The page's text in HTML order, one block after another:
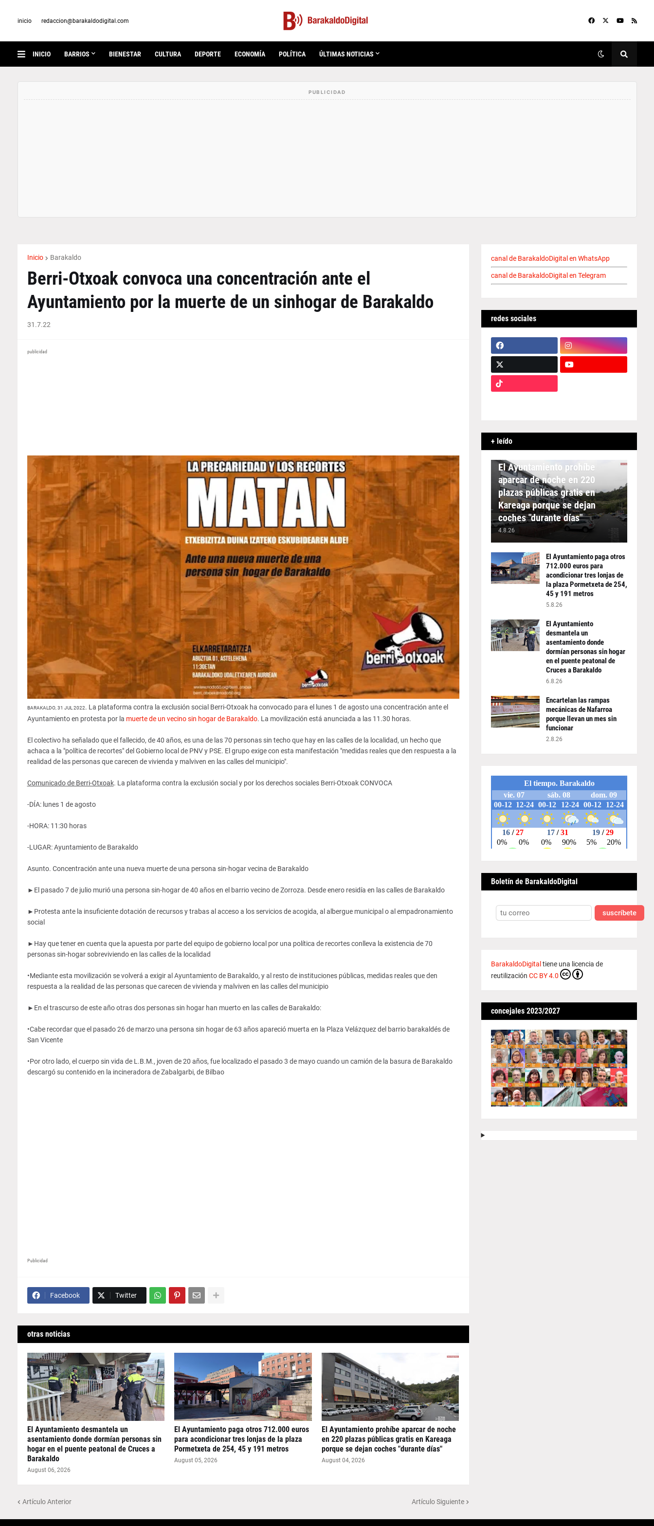
inicio redaccion@barakaldodigital.com
INICIO BARRIOS BIENESTAR CULTURA DEPORTE ECONOMÍA POLÍTICA ÚLTIMAS NOTICIAS
Inicio Barakaldo
Berri-Otxoak convoca una concentración ante el
Ayuntamiento por la muerte de un sinhogar de Barakaldo
31.7.22
publicidad
BARAKALDO, 31 JUL 2022. La plataforma contra la exclusión social Berri-Otxoak ha convocado para el lunes 1 de agosto una concentración ante el
Ayuntamiento en protesta por la muerte de un vecino sin hogar de Barakaldo. La movilización está anunciada a las 11.30 horas.
El colectivo ha señalado que el fallecido, de 40 años, es una de las 70 personas sin techo que hay en las calles de la localidad, un hecho que
achaca a la "política de recortes" del Gobierno local de PNV y PSE. El grupo exige con esta manifestación "medidas reales que den respuesta a la
realidad de las personas que carecen de vivienda y malviven en las calles del municipio".
Comunicado de Berri-Otxoak. La plataforma contra la exclusión social y por los derechos sociales Berri-Otxoak CONVOCA
-DÍA: lunes 1 de agosto
-HORA: 11:30 horas
-LUGAR: Ayuntamiento de Barakaldo
Asunto. Concentración ante una nueva muerte de una persona sin-hogar vecina de Barakaldo
►El pasado 7 de julio murió una persona sin-hogar de 40 años en el barrio vecino de Zorroza. Desde enero residía en las calles de Barakaldo
►Protesta ante la insuficiente dotación de recursos y trabas al acceso a los servicios de acogida, al albergue municipal o al empadronamiento
social
►Hay que tener en cuenta que la apuesta por parte del equipo de gobierno local por una política de recortes conlleva la existencia de 70
personas sin-hogar sobreviviendo en las calles de la localidad
•Mediante esta movilización se volverá a exigir al Ayuntamiento de Barakaldo, y al resto de instituciones públicas, medidas reales que den
respuesta a la realidad de las personas que carecen de vivienda y malviven en las calles del municipio
►En el trascurso de este año otras dos personas sin hogar han muerto en las calles de Barakaldo:
•Cabe recordar que el pasado 26 de marzo una persona sin hogar de 63 años apareció muerta en la Plaza Velázquez del barrio barakaldés de
San Vicente
•Por otro lado, el cuerpo sin vida de L.B.M., joven de 20 años, fue localizado el pasado 3 de mayo cuando un camión de la basura de Barakaldo
descargó su contenido en la incineradora de Zabalgarbi, de Bilbao
Publicidad
Facebook Twitter
otras noticias
El Ayuntamiento desmantela un
asentamiento donde dormían personas sin
hogar en el puente peatonal de Cruces a
Barakaldo
August 06, 2026
El Ayuntamiento paga otros 712.000 euros
para acondicionar tres lonjas de la plaza
Pormetxeta de 254, 45 y 191 metros
August 05, 2026
El Ayuntamiento prohíbe aparcar de noche
en 220 plazas públicas gratis en Kareaga
porque se dejan coches "durante días"
August 04, 2026
Artículo Anterior Artículo Siguiente
canal de BarakaldoDigital en WhatsApp
canal de BarakaldoDigital en Telegram
redes sociales
+ leído
APARCAMIENTO
El Ayuntamiento prohíbe
aparcar de noche en 220
plazas públicas gratis en
Kareaga porque se dejan
coches "durante días"
4.8.26
El Ayuntamiento paga otros
712.000 euros para
acondicionar tres lonjas de
la plaza Pormetxeta de 254,
45 y 191 metros
5.8.26
El Ayuntamiento
desmantela un
asentamiento donde
dormían personas sin hogar
en el puente peatonal de
Cruces a Barakaldo
6.8.26
Encartelan las rampas
mecánicas de Nafarroa
porque llevan un mes sin
funcionar
2.8.26
Boletín de BarakaldoDigital
suscríbete
BarakaldoDigital tiene una licencia de
reutilización CC BY 4.0
concejales 2023/2027